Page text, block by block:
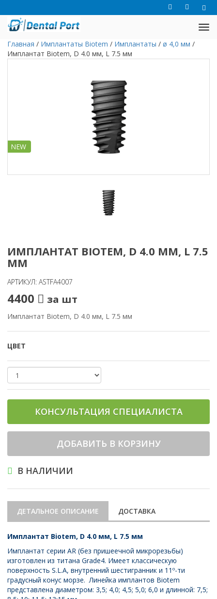
Главная / Имплантаты Biotem / Имплантаты / ø 4,0 мм /
Имплантат Biotem, D 4.0 мм, L 7.5 мм
NEW
ИМПЛАНТАТ BIOTEM, D 4.0 ММ, L 7.5
ММ
АРТИКУЛ: ASTFA4007
4400 за шт
Имплантат Biotem, D 4.0 мм, L 7.5 мм
ЦВЕТ
КОНСУЛЬТАЦИЯ СПЕЦИАЛИСТА
ДОБАВИТЬ В КОРЗИНУ
В НАЛИЧИИ
ДЕТАЛЬНОЕ ОПИСАНИЕ ДОСТАВКА
Имплантат Biotem, D 4.0 мм, L 7.5 мм
Имплантат серии AR (без пришеечной микрорезьбы)
изготовлен из титана Grade4. Имеет классическую
поверхность S.L.A, внутренний шестигранник и 11º-ти
градусный конус морзе. Линейка имплантов Biotem
представлена диаметром: 3,5; 4,0; 4,5; 5,0; 6,0 и длинной: 7,5;